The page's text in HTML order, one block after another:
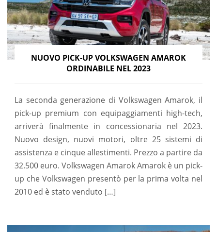
NUOVO PICK-UP VOLKSWAGEN AMAROK
ORDINABILE NEL 2023
La seconda generazione di Volkswagen Amarok, il
pick-up premium con equipaggiamenti high-tech,
arriverà finalmente in concessionaria nel 2023.
Nuovo design, nuovi motori, oltre 25 sistemi di
assistenza e cinque allestimenti. Prezzo a partire da
32.500 euro. Volkswagen Amarok Amarok è un pick-
up che Volkswagen presentò per la prima volta nel
2010 ed è stato venduto […]